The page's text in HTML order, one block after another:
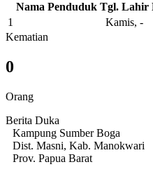
Nama Penduduk Tgl. Lahir
1
Kamis, -
Kematian
0
Orang
Berita Duka
Kampung Sumber Boga
Dist. Masni, Kab. Manokwari
Prov. Papua Barat